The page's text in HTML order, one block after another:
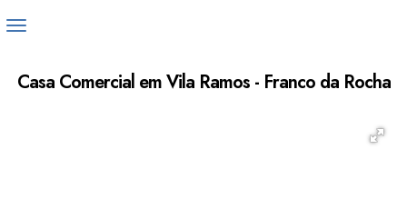
Casa Comercial em Vila Ramos - Franco da Rocha